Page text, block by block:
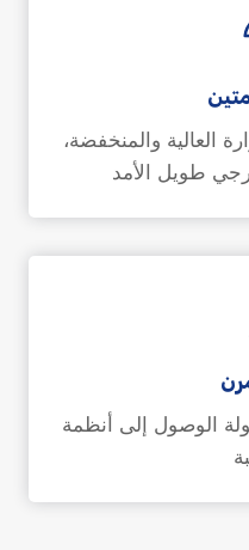
العالية والمنخفضة،
طويل الأمد
الوصول إلى أنظمة